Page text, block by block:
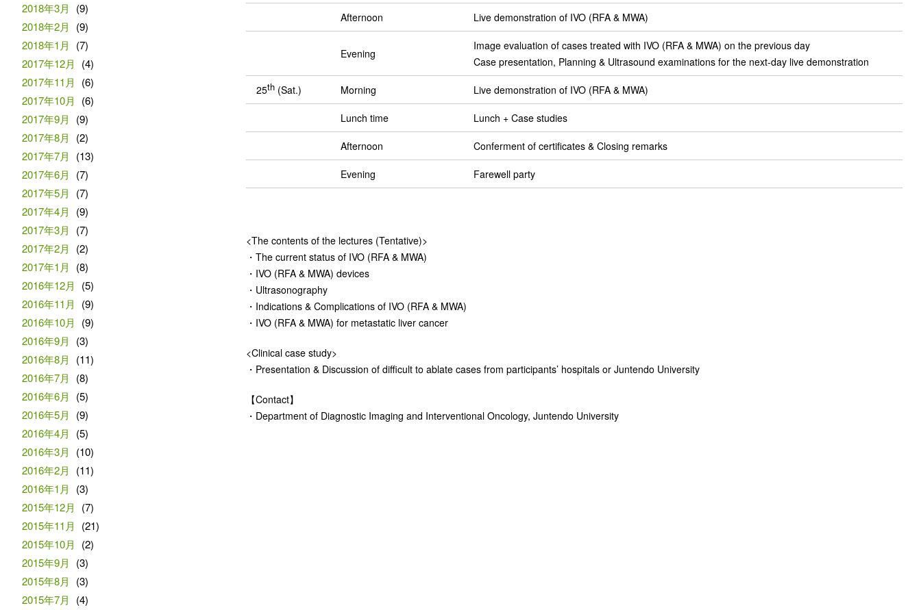
Afternoon Live demonstration of IVO (RFA & MWA)
Evening
Image evaluation of cases treated with IVO (RFA & MWA) on the previous day
Case presentation, Planning & Ultrasound examinations for the next-day live demonstration
25th (Sat.) Morning Live demonstration of IVO (RFA & MWA)
Lunch time Lunch + Case studies
Afternoon Conferment of certificates & Closing remarks
Evening Farewell party
<The contents of the lectures (Tentative)>
・The current status of IVO (RFA & MWA)
・IVO (RFA & MWA) devices
・Ultrasonography
・Indications & Complications of IVO (RFA & MWA)
・IVO (RFA & MWA) for metastatic liver cancer
<Clinical case study>
・Presentation & Discussion of difficult to ablate cases from participants’ hospitals or Juntendo University
【Contact】
・Department of Diagnostic Imaging and Interventional Oncology, Juntendo University
2018年3月
(9)
2018年2月
(9)
2018年1月
(7)
2017年12月
(4)
2017年11月
(6)
2017年10月
(6)
2017年9月
(9)
2017年8月
(2)
2017年7月
(13)
2017年6月
(7)
2017年5月
(7)
2017年4月
(9)
2017年3月
(7)
2017年2月
(2)
2017年1月
(8)
2016年12月
(5)
2016年11月
(9)
2016年10月
(9)
2016年9月
(3)
2016年8月
(11)
2016年7月
(8)
2016年6月
(5)
2016年5月
(9)
2016年4月
(5)
2016年3月
(10)
2016年2月
(11)
2016年1月
(3)
2015年12月
(7)
2015年11月
(21)
2015年10月
(2)
2015年9月
(3)
2015年8月
(3)
2015年7月
(4)